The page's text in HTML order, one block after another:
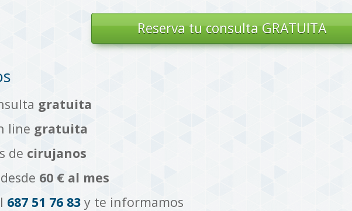
Reserva tuconsulta GRATUITA
gratuita
line gratuita
de cirujanos
60 € al mes
687 51 76 83 y te informamos